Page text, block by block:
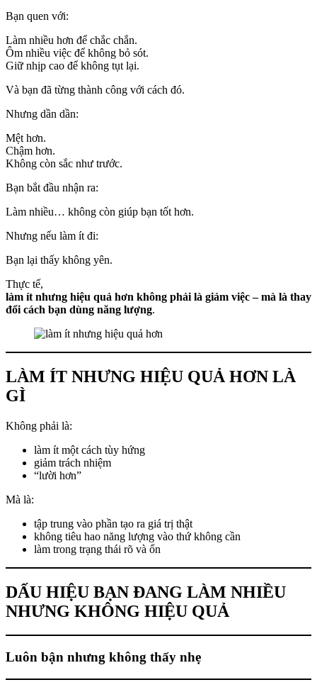
Bạn quen với:
Làm nhiều hơn để chắc chắn.
Ôm nhiều việc để không bỏ sót.
Giữ nhịp cao để không tụt lại.
Và bạn đã từng thành công với cách đó.
Nhưng dần dần:
Mệt hơn.
Chậm hơn.
Không còn sắc như trước.
Bạn bắt đầu nhận ra:
Làm nhiều… không còn giúp bạn tốt hơn.
Nhưng nếu làm ít đi:
Bạn lại thấy không yên.
Thực tế,
làm ít nhưng hiệu quả hơn không phải là giảm việc – mà là thay
đổi cách bạn dùng năng lượng.
LÀM ÍT NHƯNG HIỆU QUẢ HƠN LÀ
GÌ
Không phải là:
làm ít một cách tùy hứng
giảm trách nhiệm
“lười hơn”
Mà là:
tập trung vào phần tạo ra giá trị thật
không tiêu hao năng lượng vào thứ không cần
làm trong trạng thái rõ và ổn
DẤU HIỆU BẠN ĐANG LÀM NHIỀU
NHƯNG KHÔNG HIỆU QUẢ
Luôn bận nhưng không thấy nhẹ